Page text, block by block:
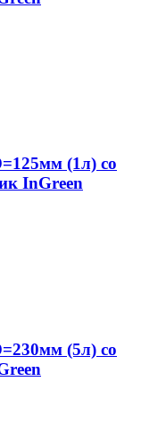
(1л) со
InGreen
(5л) со